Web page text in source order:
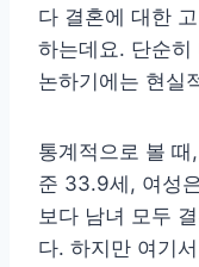
다 결혼에 대한
하는데요. 단순히
논하기에는 현실
통계적으로 볼
준 33.9세, 여성
보다 남녀 모두
다. 하지만 여기